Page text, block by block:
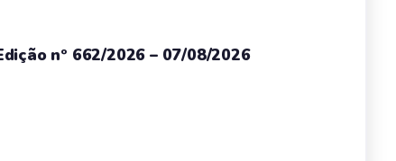
nº 662/2026 – 07/08/2026